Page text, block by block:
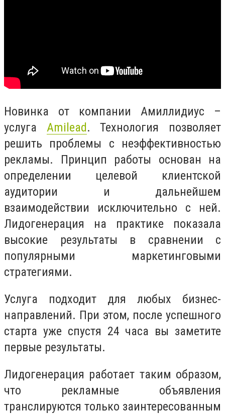
Новинка от компании Амиллидиус –
услуга Amilead. Технология позволяет
решить проблемы с неэффективностью
рекламы. Принцип работы основан на
определении целевой клиентской
аудитории и дальнейшем
взаимодействии исключительно с ней.
Лидогенерация на практике показала
высокие результаты в сравнении с
популярными маркетинговыми
стратегиями.
Услуга подходит для любых бизнес-
направлений. При этом, после успешного
старта уже спустя 24 часа вы заметите
первые результаты.
Лидогенерация работает таким образом,
что рекламные объявления
транслируются только заинтересованным